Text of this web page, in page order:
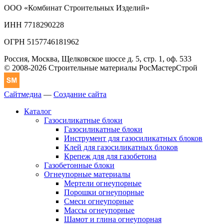
ООО «Комбинат Строительных Изделий»
ИНН 7718290228
ОГРН 5157746181962
Россия, Москва, Щелковское шоссе д. 5, стр. 1, оф. 533
© 2008-2026 Строительные материалы РосМастерСтрой
Сайтмедиа — Создание сайта
Каталог
Газосиликатные блоки
Газосиликатные блоки
Инструмент для газосиликатных блоков
Клей для газосиликатных блоков
Крепеж для для газобетона
Газобетонные блоки
Огнеупорные материалы
Мертели огнеупорные
Порошки огнеупорные
Смеси огнеупорные
Массы огнеупорные
Шамот и глина огнеупорная